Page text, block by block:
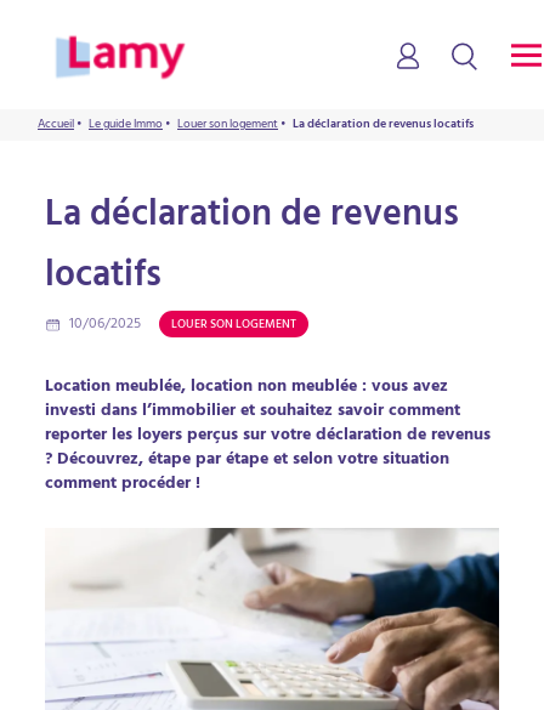
Accueil• Le guide Immo• Louer son logement• La déclaration de revenus locatifs
La déclaration de revenus
locatifs
10/06/2025 LOUER SON LOGEMENT
Location meublée, location non meublée : vous avez
investi dans l’immobilier et souhaitez savoir comment
reporter les loyers perçus sur votre déclaration de revenus
? Découvrez, étape par étape et selon votre situation
comment procéder !